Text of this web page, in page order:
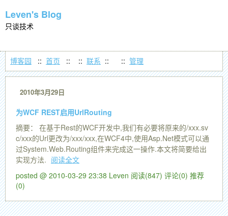
Leven's Blog
只谈技术
博客园 :: 首页 :: :: 联系 :: :: 管理
2010年3月29日
为WCF REST启用UrlRouting
摘要： 在基于Rest的WCF开发中,我们有必要将原来的/xxx.sv
c/xxx的Url更改为/xxx/xxx,在WCF4中,使用Asp.Net模式可以通
过System.Web.Routing组件来完成这一操作.本文将简要给出
实现方法. 阅读全文
posted @ 2010-03-29 23:38 Leven 阅读(847) 评论(0) 推荐
(0)